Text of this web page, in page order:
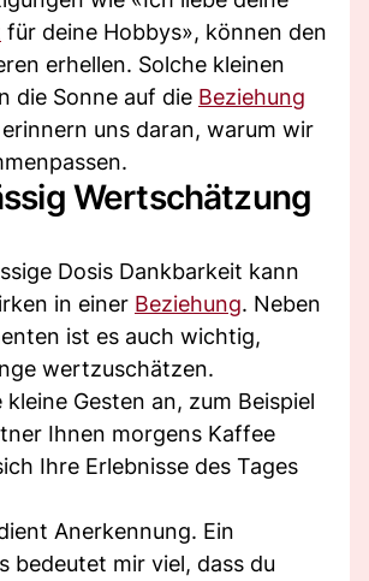
für deine Hobbys», können den
erhellen. Solche kleinen
die Sonne auf die Beziehung
uns daran, warum wir
Wertschätzung
Dosis Dankbarkeit kann
in einer Beziehung. Neben
ist es auch wichtig,
wertzuschätzen.
kleine Gesten an, zum Beispiel
Ihnen morgens Kaffee
Ihre Erlebnisse des Tages
Anerkennung. Ein
bedeutet mir viel, dass du